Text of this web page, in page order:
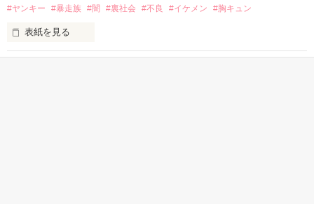
他の女の子には冷たいのに
私にだけ昔と変わらない笑顔を向けてくる。
#ヤンキー #暴走族 #闇 #裏社会 #不良 #イケメン #胸キュン
表紙を見る
表紙画像はAIです